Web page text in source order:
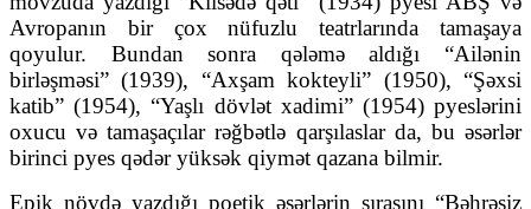
Avropanın bir çox nüfuzlu teatrlarında tamaşaya
qoyulur. Bundan sonra qələmə aldığı “Ailənin
birləşməsi” (1939), “Axşam kokteyli” (1950), “Şəxsi
katib” (1954), “Yaşlı dövlət xadimi” (1954) pyeslərini
oxucu və tamaşaçılar rəğbətlə qarşılaslar da, bu əsərlər
birinci pyes qədər yüksək qiymət qazana bilmir.
Epik növdə yazdığı poetik əsərlərin sırasını “Bəhrəsiz